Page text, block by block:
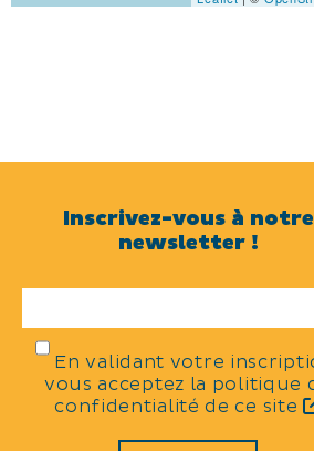
Inscrivez-vous à notre
newsletter !
En validant votre
vous acceptez la politique
confidentialité de ce site